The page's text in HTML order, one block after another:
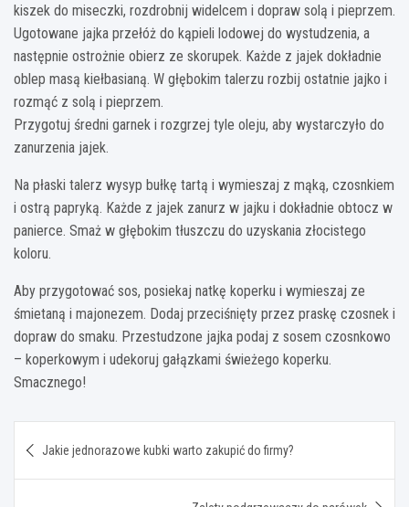
kiszek do miseczki, rozdrobnij widelcem i dopraw solą i pieprzem.
Ugotowane jajka przełóż do kąpieli lodowej do wystudzenia, a
następnie ostrożnie obierz ze skorupek. Każde z jajek dokładnie
oblep masą kiełbasianą. W głębokim talerzu rozbij ostatnie jajko i
rozmąć z solą i pieprzem.
Przygotuj średni garnek i rozgrzej tyle oleju, aby wystarczyło do
zanurzenia jajek.
Na płaski talerz wysyp bułkę tartą i wymieszaj z mąką, czosnkiem
i ostrą papryką. Każde z jajek zanurz w jajku i dokładnie obtocz w
panierce. Smaż w głębokim tłuszczu do uzyskania złocistego
koloru.
Aby przygotować sos, posiekaj natkę koperku i wymieszaj ze
śmietaną i majonezem. Dodaj przeciśnięty przez praskę czosnek i
dopraw do smaku. Przestudzone jajka podaj z sosem czosnkowo
– koperkowym i udekoruj gałązkami świeżego koperku.
Smacznego!
wpisu
Jakie jednorazowe kubki warto zakupić do firmy?